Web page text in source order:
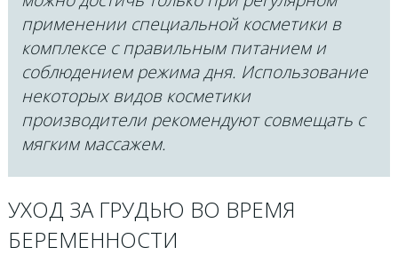
применении специальной косметики в
комплексе с правильным питанием и
соблюдением режима дня. Использование
некоторых видов косметики
производители рекомендуют совмещать с
мягким массажем.
УХОД ЗА ГРУДЬЮ ВО ВРЕМЯ
БЕРЕМЕННОСТИ